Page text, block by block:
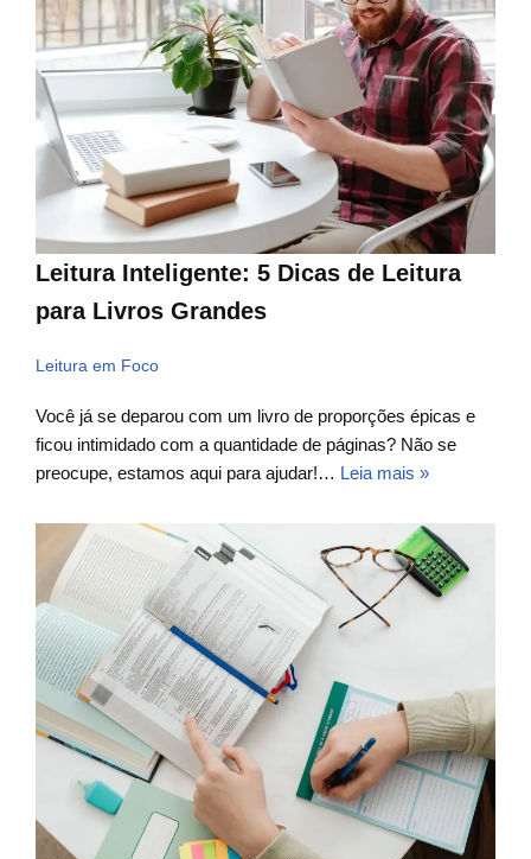
Leitura Inteligente: 5 Dicas de Leitura
para Livros Grandes
Leitura em Foco
Você já se deparou com um livro de proporções épicas e
ficou intimidado com a quantidade de páginas? Não se
preocupe, estamos aqui para ajudar!… Leia mais »